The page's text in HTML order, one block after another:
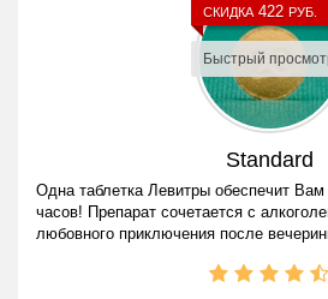
Быстрый
СКИДКА422 РУБ.
Standard
Одна таблетка Левитры обеспечит
часов! Препарат сочетается с
любовного приключения после